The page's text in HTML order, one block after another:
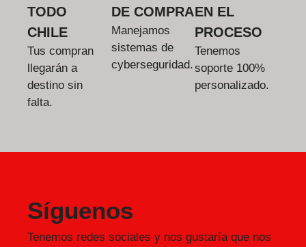
TODO
CHILE
Tus compran
llegarán a
destino sin
falta.
DE COMPRA
Manejamos
sistemas de
cyberseguridad.
EN EL
PROCESO
Tenemos
soporte 100%
personalizado.
Síguenos
Tenemos redes sociales y nos gustaría que nos